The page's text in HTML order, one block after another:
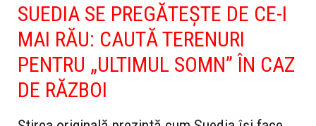
SUEDIA SE PREGĂTEȘTE DE CE-I
MAI RĂU: CAUTĂ TERENURI
PENTRU „ULTIMUL SOMN” ÎN CAZ
DE RĂZBOI